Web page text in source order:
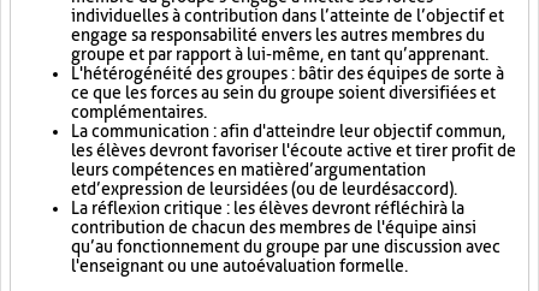
individuelles à contribution dans l’atteinte de l’objectif et
engage sa responsabilité envers les autres membres du
groupe et par rapport à lui-même, en tant qu’apprenant.
L'hétérogénéité des groupes : bâtir des équipes de sorte à
ce que les forces au sein du groupe soient diversifiées et
complémentaires.
La communication : afin d'atteindre leur objectif commun,
les élèves devront favoriser l'écoute active et tirer profit de
leurs compétences en matière d’argumentation
et d’expression de leurs idées (ou de leur désaccord).
La réflexion critique : les élèves devront réfléchir à la
contribution de chacun des membres de l'équipe ainsi
qu’au fonctionnement du groupe par une discussion avec
l'enseignant ou une autoévaluation formelle.